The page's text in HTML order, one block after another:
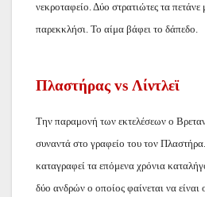
νεκροταφείο. Δύο στρατιώτες τα
παρεκκλήσι. Το αίμα βάφει το δάπεδο.
Πλαστήρας vs Λίντλεϊ
Την παραμονή των εκτελέσεων ο
συναντά στο γραφείο του τον
καταγραφεί τα επόμενα χρόνια
δύο ανδρών ο οποίος φαίνεται να είναι